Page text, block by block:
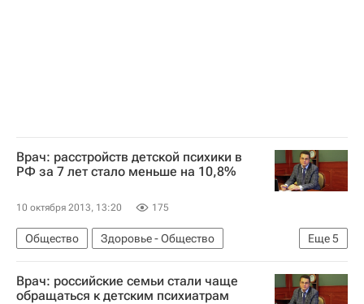
Врач: расстройств детской психики в
РФ за 7 лет стало меньше на 10,8%
10 октября 2013, 13:20 175
Еще5
Общество
Здоровье - Общество
Жизнь без преград
Весь мир
Европа
Детские вопросы
Россия
Врач: российские семьи стали чаще
обращаться к детским психиатрам